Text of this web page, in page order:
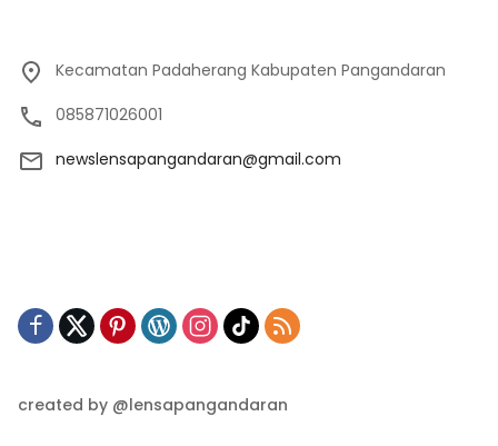
Kecamatan Padaherang Kabupaten Pangandaran
085871026001
newslensapangandaran@gmail.com
created by @lensapangandaran